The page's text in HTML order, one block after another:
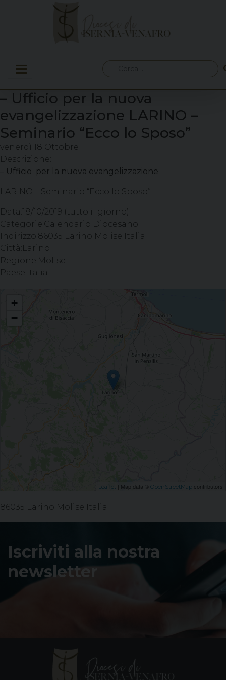
per:
– Ufficio per la nuova
evangelizzazione LARINO –
Seminario “Ecco lo Sposo”
venerdì 18 Ottobre
Descrizione:
– Ufficio per la nuova evangelizzazione
LARINO – Seminario “Ecco lo Sposo”
Data: 18/10/2019 (tutto il giorno)
Categorie: Calendario Diocesano
Indirizzo: 86035 Larino Molise Italia
Città: Larino
Regione: Molise
Paese: Italia
- Ufficio per la nuova evangelizzazione LARINO - Seminario “Ecco lo Sposo”
+
−
Leaflet | Map data © OpenStreetMap contributors
86035 Larino Molise Italia
Iscriviti alla nostra
newsletter